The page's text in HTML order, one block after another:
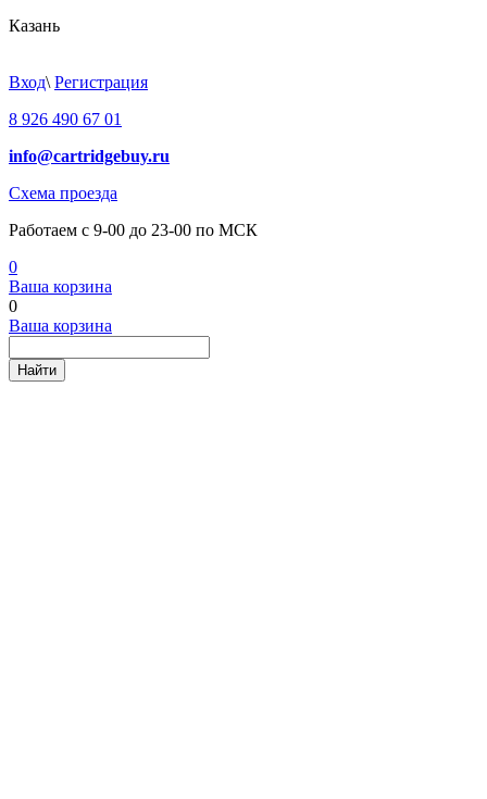
Казань
Вход\ Регистрация
8 926 490 67 01
info@cartridgebuy.ru
Схема проезда
Работаем с 9-00 до 23-00 по МСК
0
Ваша корзина
0
Ваша корзина
Найти